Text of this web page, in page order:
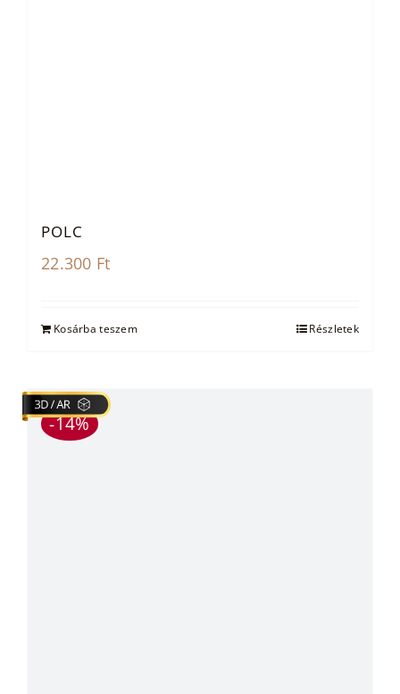
POLC
22.300 Ft
Kosárba teszem Részletek
-14%